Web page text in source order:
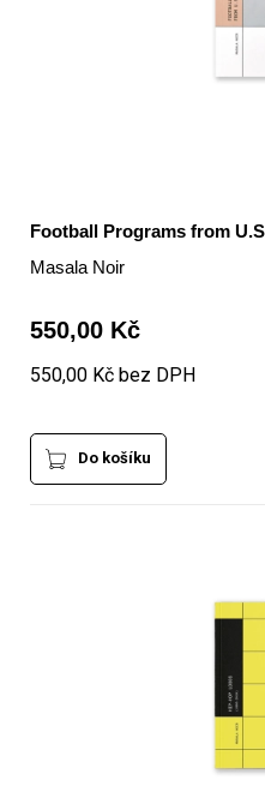
Football Programs from
Masala Noir
550,00 Kč
550,00 Kč bez DPH
Do košíku